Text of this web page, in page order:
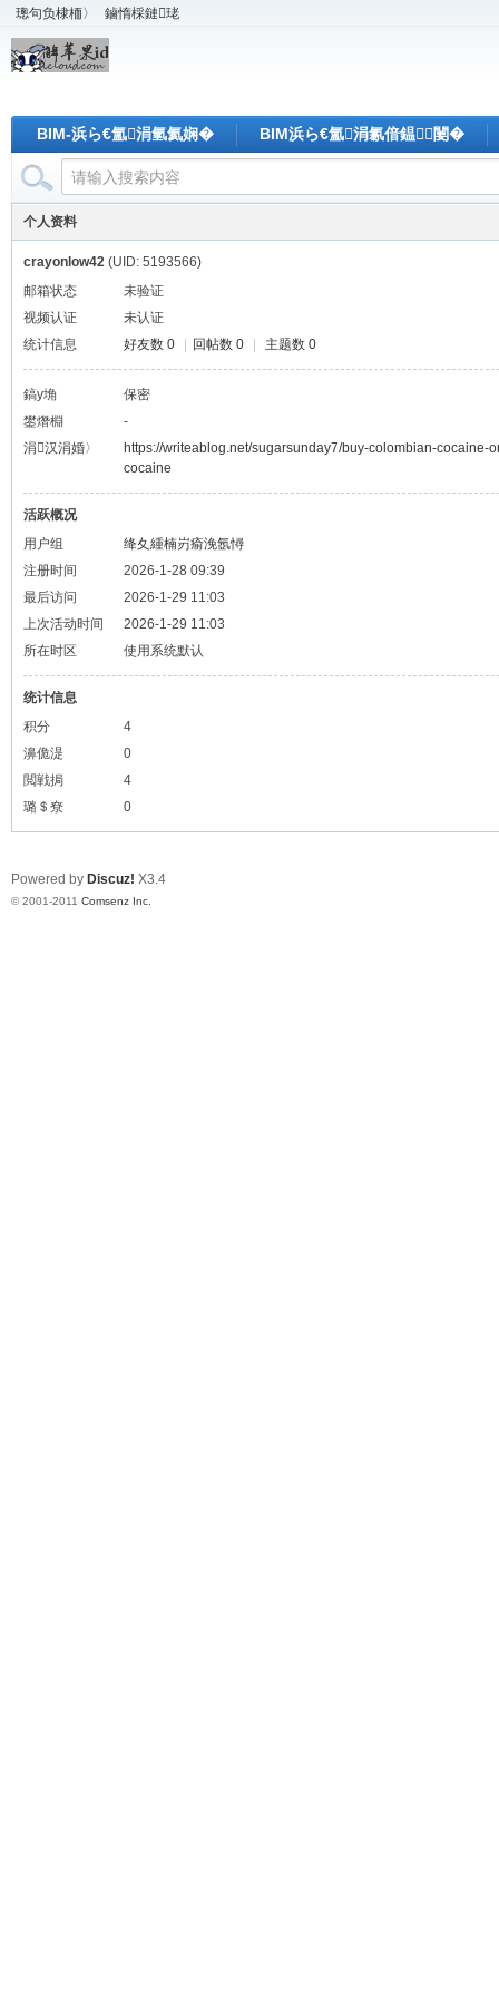
璁句负棣栭〉 鏀惰棌鏈珯
BIM-浜ら€氳涓氫氦娴� BIM浜ら€氳涓氱偣鎾闄�
个人资料
crayonlow42 (UID: 5193566)
邮箱状态
未验证
视频认证
未认证
统计信息
好友数 0 回帖数 0 主题数 0
鎬у埆
保密
鐢熸棩
-
涓汉涓婚〉
https://writeablog.net/sugarsunday7/buy-colombian-
cocaine
活跃概况
用户组
绛夊緟楠岃瘉浼氬憳
注册时间
2026-1-28 09:39
最后访问
2026-1-29 11:03
上次活动时间
2026-1-29 11:03
所在时区
使用系统默认
统计信息
积分
4
濞佹湜
0
閲戦挶
4
璐＄尞
0
Powered by Discuz! X3.4
© 2001-2011 Comsenz Inc.